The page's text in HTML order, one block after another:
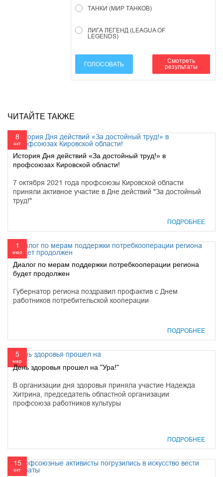
ТАНКИ (МИР ТАНКОВ)
ЛИГА ЛЕГЕНД (LEAGUA OF
LEGENDS)
ГОЛОСОВАТЬ
Смотреть
результаты
ЧИТАЙТЕ ТАКЖЕ
8
окт
История Дня действий «За достойный труд!» в
профсоюзах Кировской области!
7 октября 2021 года профсоюзы Кировской области
приняли активное участие в Дне действий "За достойный
труд!"
ПОДРОБНЕЕ
1
июл
Диалог по мерам поддержки потребкооперации региона
будет продолжен
Губернатор региона поздравил профактив с Днем
работников потребительской кооперации
ПОДРОБНЕЕ
5
мар
День здоровья прошел на "Ура!"
В организации дня здоровья приняла участие Надежда
Хитрина, председатель областной организации
профсоюза работников культуры
ПОДРОБНЕЕ
15
окт